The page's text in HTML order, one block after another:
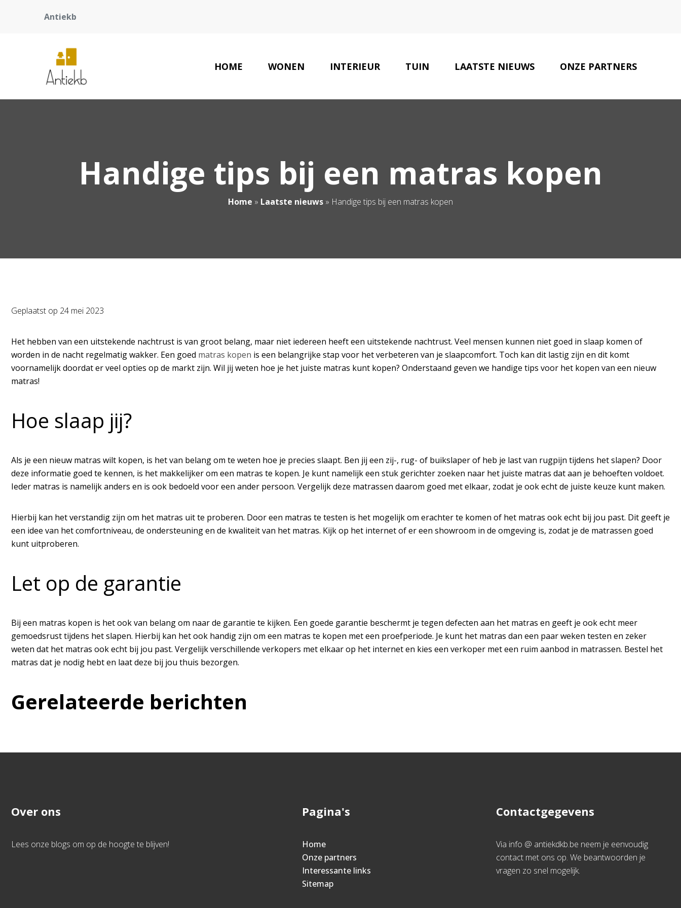
Antiekb
HOME WONEN INTERIEUR TUIN LAATSTE NIEUWS ONZE PARTNERS
Handige tips bij een matras kopen
Home » Laatste nieuws » Handige tips bij een matras kopen
Geplaatst op 24 mei 2023
Het hebben van een uitstekende nachtrust is van groot belang, maar niet iedereen heeft een uitstekende nachtrust. Veel mensen kunnen niet goed in slaap komen of
worden in de nacht regelmatig wakker. Een goed matras kopen is een belangrijke stap voor het verbeteren van je slaapcomfort. Toch kan dit lastig zijn en dit komt
voornamelijk doordat er veel opties op de markt zijn. Wil jij weten hoe je het juiste matras kunt kopen? Onderstaand geven we handige tips voor het kopen van een nieuw
matras!
Hoe slaap jij?
Als je een nieuw matras wilt kopen, is het van belang om te weten hoe je precies slaapt. Ben jij een zij-, rug- of buikslaper of heb je last van rugpijn tijdens het slapen? Door
deze informatie goed te kennen, is het makkelijker om een matras te kopen. Je kunt namelijk een stuk gerichter zoeken naar het juiste matras dat aan je behoeften voldoet.
Ieder matras is namelijk anders en is ook bedoeld voor een ander persoon. Vergelijk deze matrassen daarom goed met elkaar, zodat je ook echt de juiste keuze kunt maken.
Hierbij kan het verstandig zijn om het matras uit te proberen. Door een matras te testen is het mogelijk om erachter te komen of het matras ook echt bij jou past. Dit geeft je
een idee van het comfortniveau, de ondersteuning en de kwaliteit van het matras. Kijk op het internet of er een showroom in de omgeving is, zodat je de matrassen goed
kunt uitproberen.
Let op de garantie
Bij een matras kopen is het ook van belang om naar de garantie te kijken. Een goede garantie beschermt je tegen defecten aan het matras en geeft je ook echt meer
gemoedsrust tijdens het slapen. Hierbij kan het ook handig zijn om een matras te kopen met een proefperiode. Je kunt het matras dan een paar weken testen en zeker
weten dat het matras ook echt bij jou past. Vergelijk verschillende verkopers met elkaar op het internet en kies een verkoper met een ruim aanbod in matrassen. Bestel het
matras dat je nodig hebt en laat deze bij jou thuis bezorgen.
Gerelateerde berichten
Over ons
Lees onze blogs om op de hoogte te blijven!
Pagina's
Home
Onze partners
Interessante links
Sitemap
Contactgegevens
Via info @ antiekdkb.be neem je eenvoudig
contact met ons op. We beantwoorden je
vragen zo snel mogelijk.